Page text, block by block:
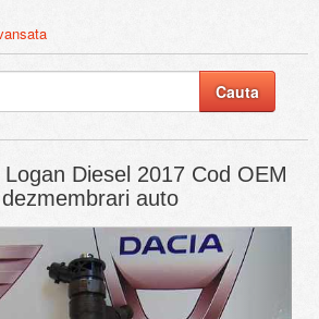
Diesel 2017 Cod OEM
auto